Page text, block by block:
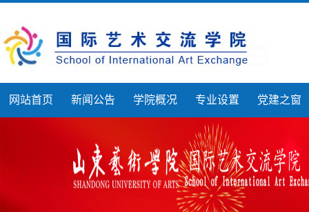
网站首页 新闻公告 学院概况 专业设置 党建之窗